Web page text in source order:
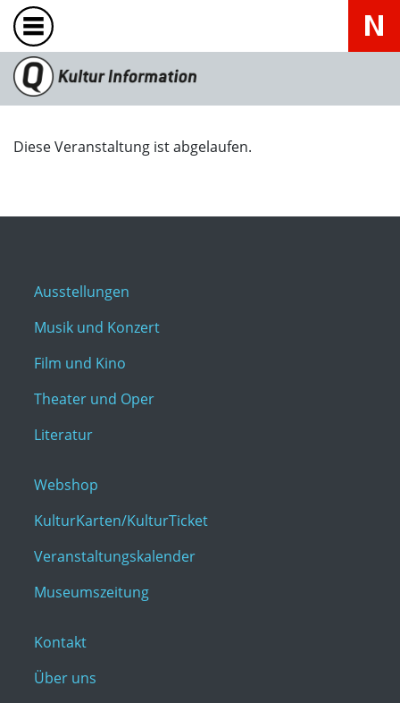
Diese Veranstaltung ist abgelaufen.
Ausstellungen
Musik und Konzert
Film und Kino
Theater und Oper
Literatur
Webshop
KulturKarten/KulturTicket
Veranstaltungskalender
Museumszeitung
Kontakt
Über uns